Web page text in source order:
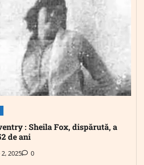
: Sheila Fox, dispărută, a
de ani
2025 0